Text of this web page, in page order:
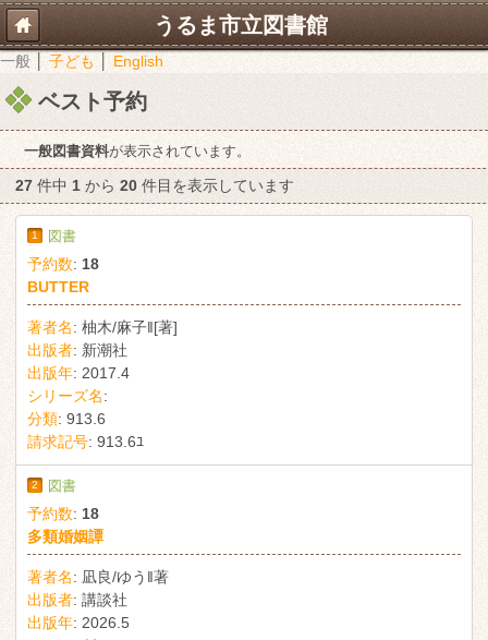
うるま市立図書館
一般 子ども English
ベスト予約
一般図書資料が表示されています。
27 件中 1 から 20 件目を表示しています
1 図書
予約数: 18
BUTTER
著者名: 柚木/麻子‖[著]
出版者: 新潮社
出版年: 2017.4
シリーズ名:
分類: 913.6
請求記号: 913.6ﾕ
2 図書
予約数: 18
多類婚姻譚
著者名: 凪良/ゆう‖著
出版者: 講談社
出版年: 2026.5